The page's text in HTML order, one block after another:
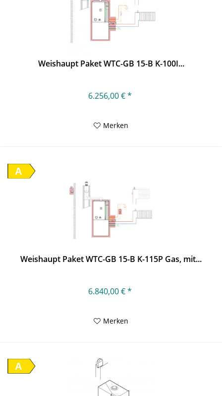
Weishaupt Paket WTC-GB 15-B K-100I...
6.256,00 € *
Merken
A
Weishaupt Paket WTC-GB 15-B K-115P Gas, mit...
6.840,00 € *
Merken
A